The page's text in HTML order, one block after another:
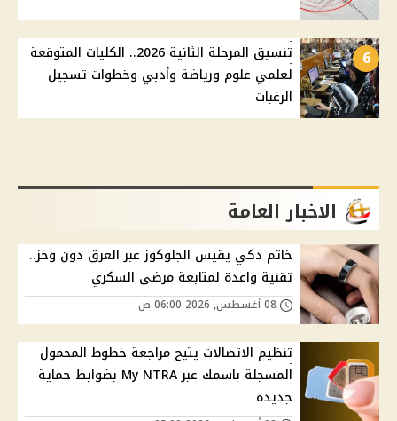
6
تنسيق المرحلة الثانية 2026.. الكليات المتوقعة
لعلمي علوم ورياضة وأدبي وخطوات تسجيل
الرغبات
الاخبار العامة
خاتم ذكي يقيس الجلوكوز عبر العرق دون وخز..
تقنية واعدة لمتابعة مرضى السكري
تنظيم الاتصالات يتيح مراجعة خطوط المحمول
المسجلة باسمك عبر My NTRA بضوابط حماية
جديدة